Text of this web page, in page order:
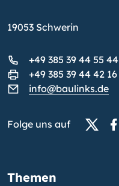
19053 Schwerin
+49 385 39 44 55 44
+49 385 39 44 42 16
info@baulinks.de
Folge uns auf
Themen